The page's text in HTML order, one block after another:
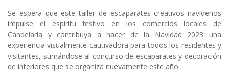
Se espera que este taller de escaparates creativos navideños
impulse el espíritu festivo en los comercios locales de
Candelaria y contribuya a hacer de la Navidad 2023 una
experiencia visualmente cautivadora para todos los residentes y
visitantes, sumándose al concurso de escaparates y decoración
de interiores que se organiza nuevamente este año.